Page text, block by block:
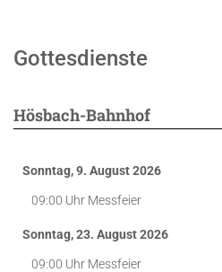
Beiträge
Gottesdienste
Hösbach-Bahnhof
Sonntag, 9. August 2026
09:00 Uhr Messfeier
Sonntag, 23. August 2026
09:00 Uhr Messfeier